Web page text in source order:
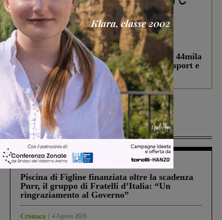
In vetrina 3 Agosto 2026
Estra Notizie agosto: Smart Cities, oltre 44mila
studenti coinvolti, torna il bando per lo sport e
debutta il podcast Estrair
Più lette
Figline Incisa Valdarno
Piscina di Figline finanziata oltre la scadenza
Pnrr, il gruppo di Fratelli d’Italia: “Un
ringraziamento al Governo”
Cronaca 4 Agosto 2026